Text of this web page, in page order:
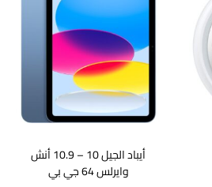
أيباد الجيل 10 – 10.9 أنش
وايرلس 64 جي بي